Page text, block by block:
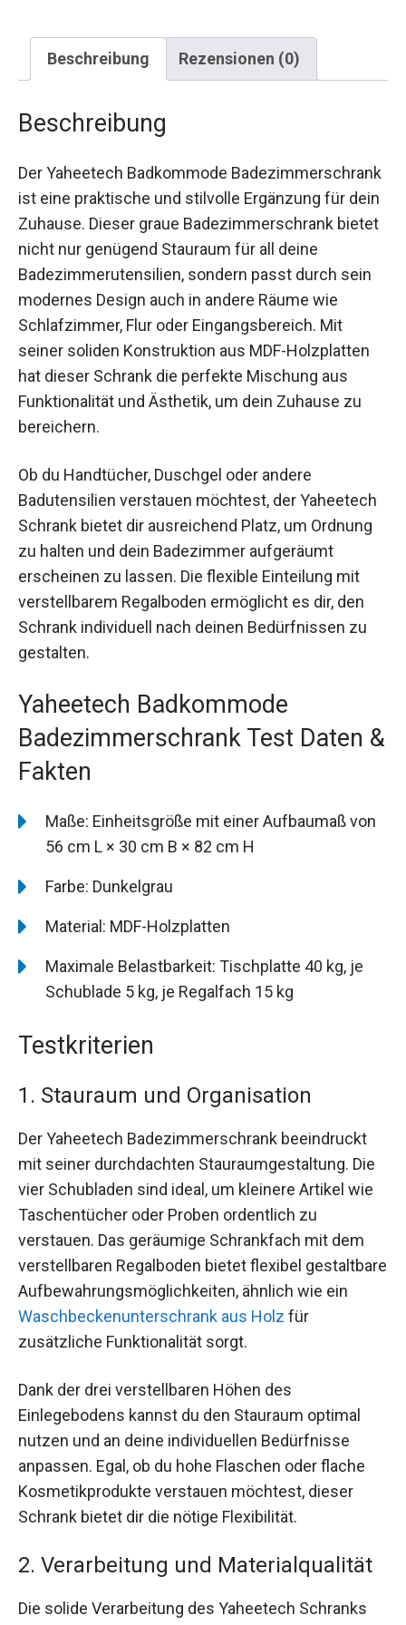
Beschreibung Rezensionen (0)
Beschreibung
Der Yaheetech Badkommode Badezimmerschrank
ist eine praktische und stilvolle Ergänzung für dein
Zuhause. Dieser graue Badezimmerschrank bietet
nicht nur genügend Stauraum für all deine
Badezimmerutensilien, sondern passt durch sein
modernes Design auch in andere Räume wie
Schlafzimmer, Flur oder Eingangsbereich. Mit
seiner soliden Konstruktion aus MDF-Holzplatten
hat dieser Schrank die perfekte Mischung aus
Funktionalität und Ästhetik, um dein Zuhause zu
bereichern.
Ob du Handtücher, Duschgel oder andere
Badutensilien verstauen möchtest, der Yaheetech
Schrank bietet dir ausreichend Platz, um Ordnung
zu halten und dein Badezimmer aufgeräumt
erscheinen zu lassen. Die flexible Einteilung mit
verstellbarem Regalboden ermöglicht es dir, den
Schrank individuell nach deinen Bedürfnissen zu
gestalten.
Yaheetech Badkommode
Badezimmerschrank Test Daten &
Fakten
Maße: Einheitsgröße mit einer Aufbaumaß von
56 cm L × 30 cm B × 82 cm H
Farbe: Dunkelgrau
Material: MDF-Holzplatten
Maximale Belastbarkeit: Tischplatte 40 kg, je
Schublade 5 kg, je Regalfach 15 kg
Testkriterien
1. Stauraum und Organisation
Der Yaheetech Badezimmerschrank beeindruckt
mit seiner durchdachten Stauraumgestaltung. Die
vier Schubladen sind ideal, um kleinere Artikel wie
Taschentücher oder Proben ordentlich zu
verstauen. Das geräumige Schrankfach mit dem
verstellbaren Regalboden bietet flexibel gestaltbare
Aufbewahrungsmöglichkeiten, ähnlich wie ein
Waschbeckenunterschrank aus Holz für
zusätzliche Funktionalität sorgt.
Dank der drei verstellbaren Höhen des
Einlegebodens kannst du den Stauraum optimal
nutzen und an deine individuellen Bedürfnisse
anpassen. Egal, ob du hohe Flaschen oder flache
Kosmetikprodukte verstauen möchtest, dieser
Schrank bietet dir die nötige Flexibilität.
2. Verarbeitung und Materialqualität
Die solide Verarbeitung des Yaheetech Schranks